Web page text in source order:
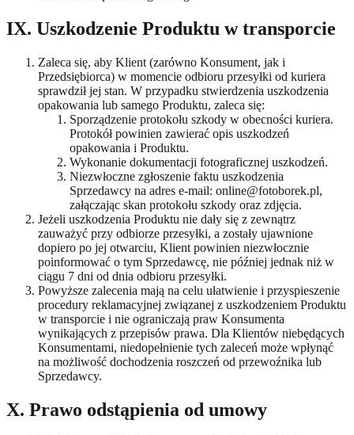
IX. Uszkodzenie Produktu w transporcie
Zaleca się, aby Klient (zarówno Konsument, jak i
Przedsiębiorca) w momencie odbioru przesyłki od kuriera
sprawdził jej stan. W przypadku stwierdzenia uszkodzenia
opakowania lub samego Produktu, zaleca się:
Sporządzenie protokołu szkody w obecności kuriera.
Protokół powinien zawierać opis uszkodzeń
opakowania i Produktu.
Wykonanie dokumentacji fotograficznej uszkodzeń.
Niezwłoczne zgłoszenie faktu uszkodzenia
Sprzedawcy na adres e-mail: online@fotoborek.pl,
załączając skan protokołu szkody oraz zdjęcia.
Jeżeli uszkodzenia Produktu nie dały się z zewnątrz
zauważyć przy odbiorze przesyłki, a zostały ujawnione
dopiero po jej otwarciu, Klient powinien niezwłocznie
poinformować o tym Sprzedawcę, nie później jednak niż w
ciągu 7 dni od dnia odbioru przesyłki.
Powyższe zalecenia mają na celu ułatwienie i przyspieszenie
procedury reklamacyjnej związanej z uszkodzeniem Produktu
w transporcie i nie ograniczają praw Konsumenta
wynikających z przepisów prawa. Dla Klientów niebędących
Konsumentami, niedopełnienie tych zaleceń może wpłynąć
na możliwość dochodzenia roszczeń od przewoźnika lub
Sprzedawcy.
X. Prawo odstąpienia od umowy